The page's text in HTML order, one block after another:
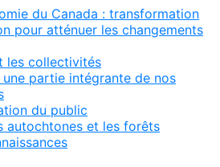
du Canada : transformation
pour atténuer les changements
les collectivités
partie intégrante de nos
du public
autochtones et les forêts